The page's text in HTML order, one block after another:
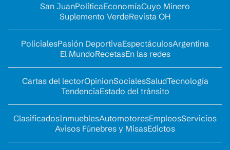
San JuanPolíticaEconomíaCuyo Minero
Suplemento VerdeRevista OH
PolicialesPasión DeportivaEspectáculosArgentina
El MundoRecetasEn las redes
Cartas del lectorOpinionSocialesSaludTecnología
TendenciaEstado del tránsito
ClasificadosInmueblesAutomotoresEmpleosServicios
Avisos Fúnebres y MisasEdictos